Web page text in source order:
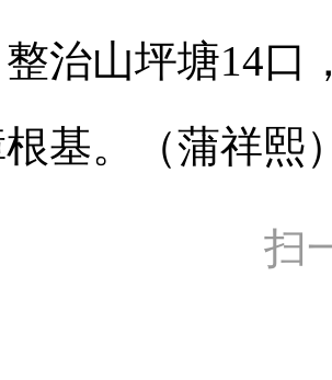
治山坪塘14口
基。（蒲祥熙
扫